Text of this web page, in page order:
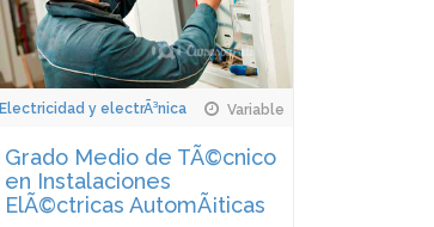
Electricidad y electrÃ³nica Variable
Grado Medio de TÃ©cnico
en Instalaciones
ElÃ©ctricas AutomÃ¡ticas